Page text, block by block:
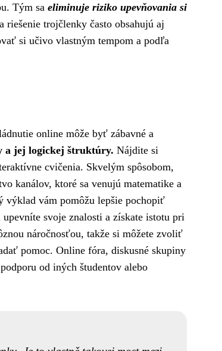
Tým sa eliminuje riziko upevňovania si
riešenie trojčlenky často obsahujú aj
si učivo vlastným tempom a podľa
online môže byť zábavné a
a jej logickej štruktúry. Nájdite si
cvičenia. Skvelým spôsobom,
kanálov, ktoré sa venujú matematike a
výklad vám pomôžu lepšie pochopiť
svoje znalosti a získate istotu pri
náročnosťou, takže si môžete zvoliť
pomoc. Online fóra, diskusné skupiny
od iných študentov alebo